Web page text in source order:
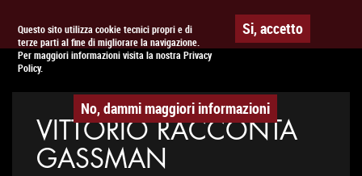
Questo sito utilizza cookie tecnici propri e di
terze parti al fine di migliorare la navigazione.
Per maggiori informazioni visita la nostra Privacy
Policy.
Si, accetto
No, dammi maggiori informazioni
APPUNTAMENTO AL CINEMA
VITTORIO RACCONTA
GASSMAN